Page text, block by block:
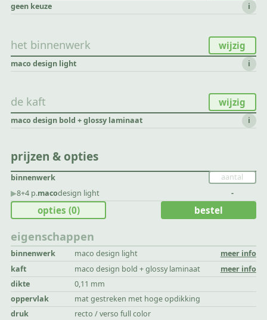
geen keuze i
het binnenwerk wijzig
maco design light i
de kaft wijzig
maco design bold + glossy laminaat i
prijzen & opties
binnenwerk
▶︎8+4 p.macodesign light -
eigenschappen
binnenwerk maco design light
meer info
kaft
maco design bold + glossy laminaat
meer info
dikte
0,11 mm
oppervlak
mat gestreken met hoge opdikking
druk
recto / verso full color
opties (0) bestel